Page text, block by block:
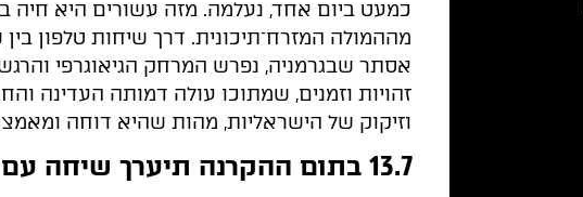
כמעט ביום אחד, נעלמה. מזה עשורים היא חיה
מההמולה המזרח־תיכונית. דרך שיחות טלפון
אסתר שבגרמניה, נפרש המרחק הגיאוגרפי
זהויות וזמנים, שמתוכו עולה דמותה העדינה
וזיקוק של הישראליות, מהות שהיא דוחה
13.7 בתום ההקרנה תיערך שיחה עם הבמאי שקד גורן